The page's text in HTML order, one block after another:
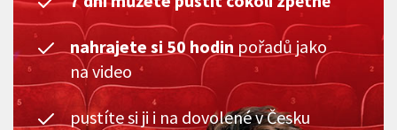
nahrajete si 50 hodin pořadů jako
na video
pustíte si ji i na dovolené v Česku